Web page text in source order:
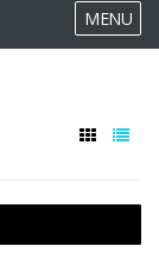
MENU